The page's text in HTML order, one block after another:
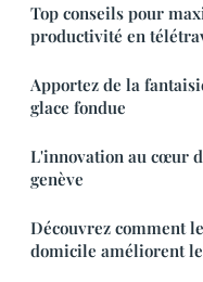
Top conseils pour
productivité en
Apportez de la
glace fondue
L'innovation au cœur
genève
Découvrez comment
domicile améliorent